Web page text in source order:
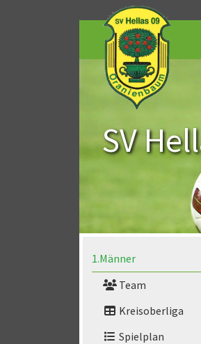
SV
1.Männer
Team
Kreisoberliga
Spielplan